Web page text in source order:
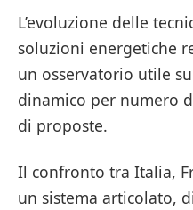
L’evoluzione delle
soluzioni energetiche
un osservatorio utile
dinamico per numero
di proposte.
Il confronto tra Italia,
un sistema articolato,